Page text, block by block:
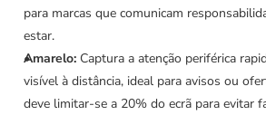
para marcas que comunicam
estar.
Amarelo: Captura a atenção periférica
visível à distância, ideal para avisos ou
deve limitar-se a 20% do ecrã para evitar